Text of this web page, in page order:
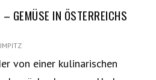
GEMÜSE IN ÖSTERREICHS
von einer kulinarischen